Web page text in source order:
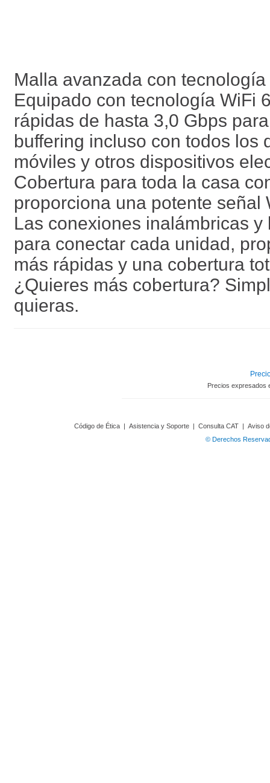
Malla avanzada con tecnología
Equipado con tecnología WiFi
rápidas de hasta 3,0 Gbps
buffering incluso con todos los
móviles y otros dispositivos
Cobertura para toda la casa
proporciona una potente señal
Las conexiones inalámbricas
para conectar cada unidad,
más rápidas y una cobertura
¿Quieres más cobertura?
quieras.
Precios expresados
Código de Ética | Asistencia y Soporte | Consulta CAT | Aviso
© Derechos